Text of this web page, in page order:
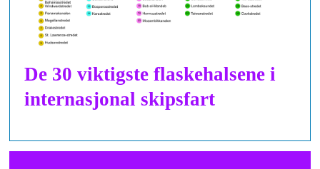
De 30 viktigste flaskehalsene i
internasjonal skipsfart